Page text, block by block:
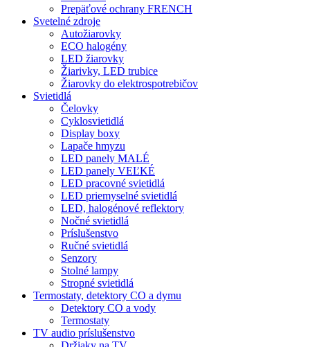
Prepäťové ochrany FRENCH
Svetelné zdroje
Autožiarovky
ECO halogény
LED žiarovky
Žiarivky, LED trubice
Žiarovky do elektrospotrebičov
Svietidlá
Čelovky
Cyklosvietidlá
Display boxy
Lapače hmyzu
LED panely MALÉ
LED panely VEĽKÉ
LED pracovné svietidlá
LED priemyselné svietidlá
LED, halogénové reflektory
Nočné svietidlá
Príslušenstvo
Ručné svietidlá
Senzory
Stolné lampy
Stropné svietidlá
Termostaty, detektory CO a dymu
Detektory CO a vody
Termostaty
TV audio príslušenstvo